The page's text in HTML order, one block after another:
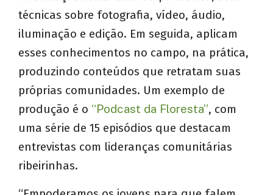
técnicas sobre fotografia, vídeo, áudio,
iluminação e edição. Em seguida, aplicam
esses conhecimentos no campo, na prática,
produzindo conteúdos que retratam suas
próprias comunidades. Um exemplo de
produção é o “Podcast da Floresta”, com
uma série de 15 episódios que destacam
entrevistas com lideranças comunitárias
ribeirinhas.